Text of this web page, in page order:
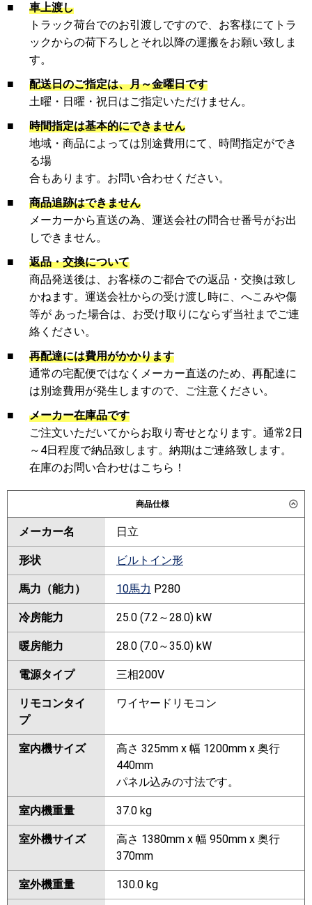
■
車上渡し
トラック荷台でのお引渡しですので、お客様にてトラ
ックからの荷下ろしとそれ以降の運搬をお願い致しま
す。
■
配送日のご指定は、月～金曜日です
土曜・日曜・祝日はご指定いただけません。
■
時間指定は基本的にできません
地域・商品によっては別途費用にて、時間指定ができ
る場
合もあります。お問い合わせください。
■
商品追跡はできません
メーカーから直送の為、運送会社の問合せ番号がお出
しできません。
■
返品・交換について
商品発送後は、お客様のご都合での返品・交換は致し
かねます。運送会社からの受け渡し時に、へこみや傷
等が あった場合は、お受け取りにならず当社までご連
絡ください。
■
再配達には費用がかかります
通常の宅配便ではなくメーカー直送のため、再配達に
は別途費用が発生しますので、ご注意ください。
■
メーカー在庫品です
ご注文いただいてからお取り寄せとなります。通常2日
～4日程度で納品致します。納期はご連絡致します。
在庫のお問い合わせはこちら！
商品仕様
メーカー名 日立
形状 ビルトイン形
馬力（能力） 10馬力 P280
冷房能力 25.0 (7.2～28.0) kW
暖房能力 28.0 (7.0～35.0) kW
電源タイプ 三相200V
リモコンタイ
プ
ワイヤードリモコン
室内機サイズ
高さ 325mm x 幅 1200mm x 奥行
440mm
パネル込みの寸法です。
室内機重量 37.0 kg
室外機サイズ
高さ 1380mm x 幅 950mm x 奥行
370mm
室外機重量 130.0 kg